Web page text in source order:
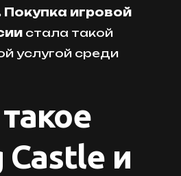
Покупка игровой
стала такой
услугой среди
Castle и